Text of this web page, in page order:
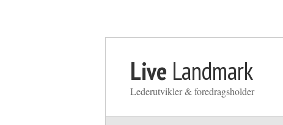
Live Landmark
Lederutvikler & foredragsholder